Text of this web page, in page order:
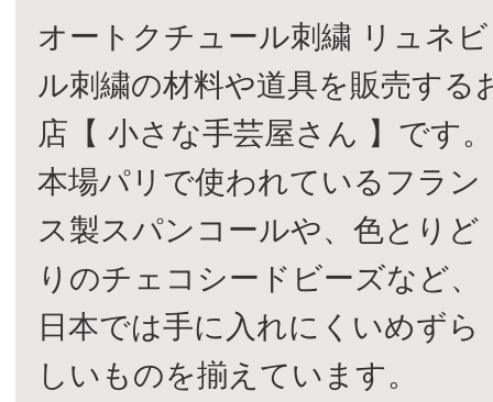
オートクチュール刺繍 リュネビ
ル刺繍の材料や道具を販売する
店【 小さな手芸屋さん 】です。
本場パリで使われているフラン
ス製スパンコールや、色とりど
りのチェコシードビーズなど、
日本では手に入れにくいめずら
しいものを揃えています。